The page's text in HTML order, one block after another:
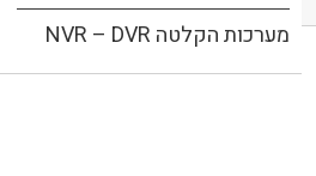
מערכות הקלטה NVR – DVR